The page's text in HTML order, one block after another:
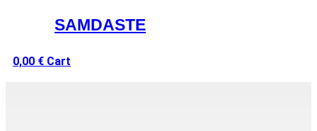
SAMDASTE
0,00 € Cart